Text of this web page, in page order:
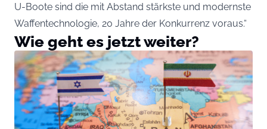
U-Boote sind die mit Abstand stärkste und modernste
Waffentechnologie, 20 Jahre der Konkurrenz voraus.“
Wie geht es jetzt weiter?